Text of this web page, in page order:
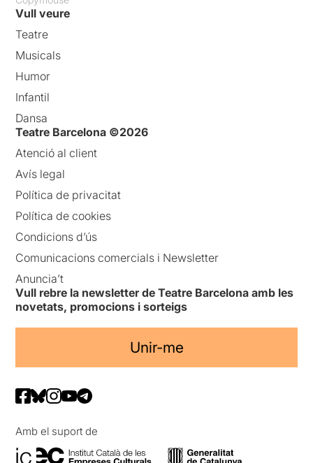
Vull veure
Teatre
Musicals
Humor
Infantil
Dansa
Teatre Barcelona ©2026
Atenció al client
Avís legal
Política de privacitat
Política de cookies
Condicions d’ús
Comunicacions comercials i Newsletter
Anuncia’t
Vull rebre la newsletter de Teatre Barcelona amb les
novetats, promocions i sorteigs
Unir-me
Amb el suport de